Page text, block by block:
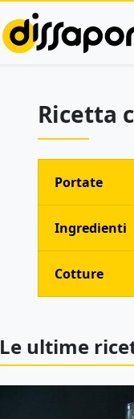
Ricetta
Portate
Ingredienti
Cotture
Le ultime